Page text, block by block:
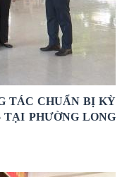
TÁC CHUẨN BỊ KỲ
TẠI PHƯỜNG LONG